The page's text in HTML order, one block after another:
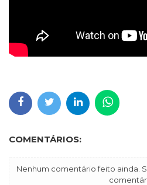
COMENTÁRIOS:
Nenhum comentário feito ainda.